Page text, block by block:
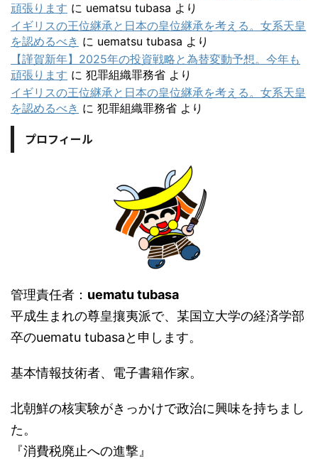
頑張ります に uematsu tubasa より
イギリスの王位継承と日本の皇位継承を考える。女系天皇
を認めるべき に uematsu tubasa より
【謹賀新年】2025年の投資戦略と為替変動予想。今年も
頑張ります に 犯罪組織罪務省 より
イギリスの王位継承と日本の皇位継承を考える。女系天皇
を認めるべき に 犯罪組織罪務省 より
プロフィール
管理責任者： uematu tubasa
平成生まれの尊皇攘夷派で、某国立大学の経済学部
卒のuematu tubasaと申します。
基本情報技術者、電子書籍作家。
北朝鮮の核実験がきっかけで政治に興味を持ちまし
た。
『消費税廃止への進撃』